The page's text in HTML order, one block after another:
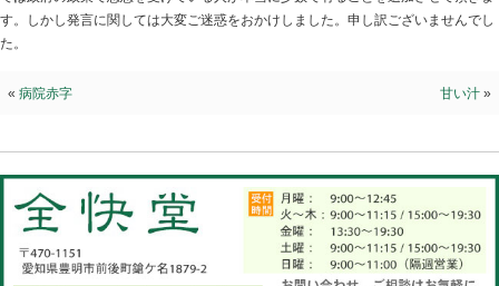
2020.06.08 | Category: 院長ブログ
私の勘違いとの指摘が有りました。「甘い汁」で指摘し
Twitter上の発言では友人の方が持続化給付金等々を受け
が有りましたが極々一部の「そういう人もいる」のかも
では政府の政策で恩恵を受けている人が本当に少数で有
す。しかし発言に関しては大変ご迷惑をおかけしました